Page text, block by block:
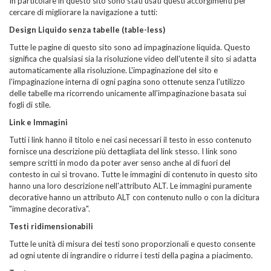
cercare di migliorare la navigazione a tutti:
Design Liquido senza tabelle (table-less)
Tutte le pagine di questo sito sono ad impaginazione liquida. Questo
significa che qualsiasi sia la risoluzione video dell'utente il sito si adatta
automaticamente alla risoluzione. L'impaginazione del sito e
l'impaginazione interna di ogni pagina sono ottenute senza l'utilizzo
delle tabelle ma ricorrendo unicamente all'impaginazione basata sui
fogli di stile.
Link e Immagini
Tutti i link hanno il titolo e nei casi necessari il testo in esso contenuto
fornisce una descrizione più dettagliata del link stesso. I link sono
sempre scritti in modo da poter aver senso anche al di fuori del
contesto in cui si trovano. Tutte le immagini di contenuto in questo sito
hanno una loro descrizione nell'attributo ALT. Le immagini puramente
decorative hanno un attributo ALT con contenuto nullo o con la dicitura
"immagine decorativa".
Testi ridimensionabili
Tutte le unità di misura dei testi sono proporzionali e questo consente
ad ogni utente di ingrandire o ridurre i testi della pagina a piacimento.